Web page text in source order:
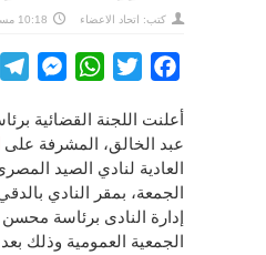
كتب: اتحاد الاعضاء 10:18 مساءً ,25-09-2020
Facebook
Twitter
WhatsApp
أعلنت اللجنة القضائية
عبد الخالق، المشرفة على
العادية لنادي الصيد
الجمعة، بمقر النادي
إدارة النادى برئاسة
الجمعية العمومية وذلك